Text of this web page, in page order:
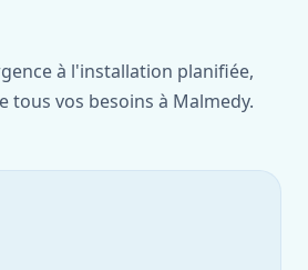
à l'installation planifiée,
tous vos besoins à Malmedy.